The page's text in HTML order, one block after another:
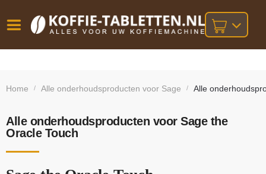
besteld,
bij orders
Home / Alle onderhoudsproducten voor Sage / Alle
Alle onderhoudsproducten voor Sage the
Oracle Touch